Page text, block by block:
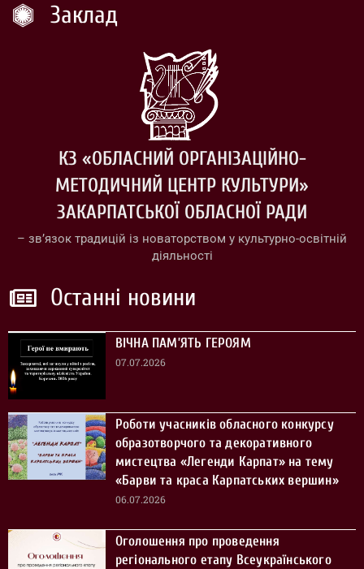
Заклад
КЗ «ОБЛАСНИЙ ОРГАНІЗАЦІЙНО-
МЕТОДИЧНИЙ ЦЕНТР КУЛЬТУРИ»
ЗАКАРПАТСЬКОЇ ОБЛАСНОЇ РАДИ
– зв’язок традицій із новаторством у культурно-освітній
діяльності
Останні новини
ВІЧНА ПАМ’ЯТЬ ГЕРОЯМ
07.07.2026
Роботи учасників обласного конкурсу
образотворчого та декоративного
мистецтва «Легенди Карпат» на тему
«Барви та краса Карпатських вершин»
06.07.2026
Оголошення про проведення
регіонального етапу Всеукраїнського